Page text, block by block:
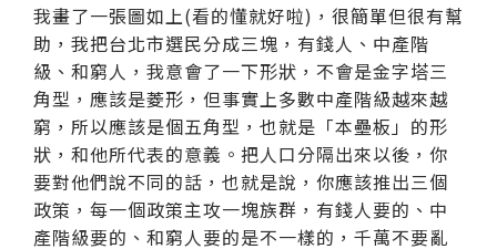
我畫了一張圖如上(看的懂就好啦)，很簡單但很有幫
助，我把台北市選民分成三塊，有錢人、中產階
級、和窮人，我意會了一下形狀，不會是金字塔三
角型，應該是菱形，但事實上多數中產階級越來越
窮，所以應該是個五角型，也就是「本壘板」的形
狀，和他所代表的意義。把人口分隔出來以後，你
要對他們說不同的話，也就是說，你應該推出三個
政策，每一個政策主攻一塊族群，有錢人要的、中
產階級要的、和窮人要的是不一樣的，千萬不要亂